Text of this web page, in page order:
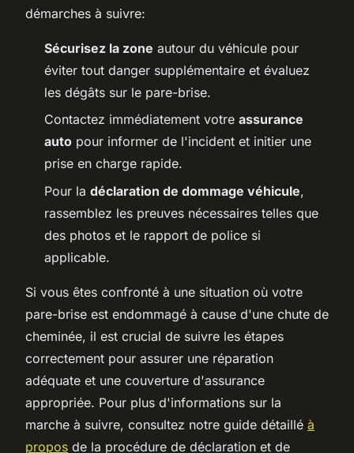
démarches à suivre:
Sécurisez la zone autour du véhicule pour
éviter tout danger supplémentaire et évaluez
les dégâts sur le pare-brise.
Contactez immédiatement votre assurance
auto pour informer de l'incident et initier une
prise en charge rapide.
Pour la déclaration de dommage véhicule,
rassemblez les preuves nécessaires telles que
des photos et le rapport de police si
applicable.
Si vous êtes confronté à une situation où votre
pare-brise est endommagé à cause d'une chute de
cheminée, il est crucial de suivre les étapes
correctement pour assurer une réparation
adéquate et une couverture d'assurance
appropriée. Pour plus d'informations sur la
marche à suivre, consultez notre guide détaillé à
propos de la procédure de déclaration et de